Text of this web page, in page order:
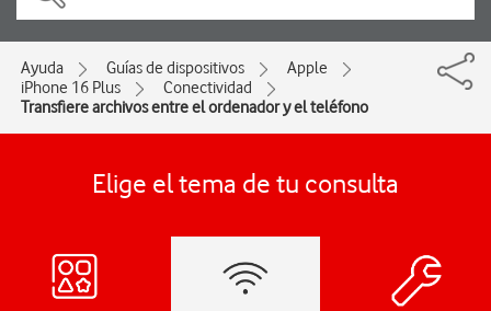
Ayuda Guías de dispositivos
Apple
iPhone 16 Plus
Conectividad
Transfiere archivos entre el ordenador y el teléfono
Elige el tema de tu consulta